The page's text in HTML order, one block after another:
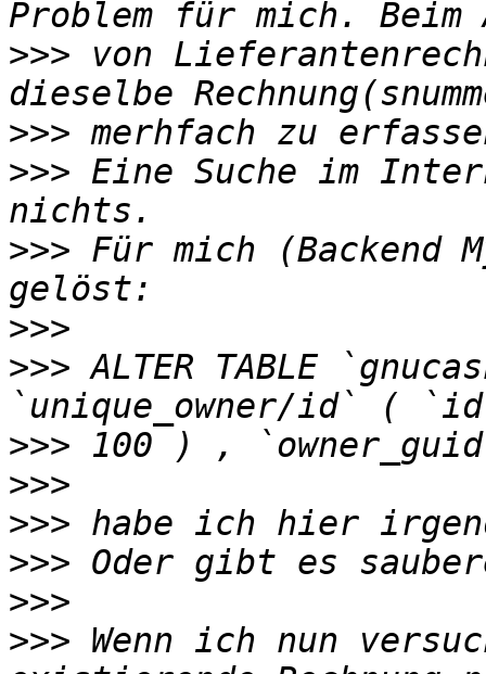
>>> von
>>>
>>> Eine Suche im
>>> Für mich (Backend
>>>
>>> ALTER TABLE
>>>
>>>
>>>
>>>
>>>
>>> Wenn ich nun